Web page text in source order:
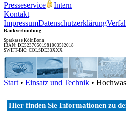
Presseservice
Intern
Kontakt
ImpressumDatenschutzerklärung
Bankverbindung
Sparkasse KölnBonn
IBAN: DE52370501981003502018
SWIFT-BIC: COLSDE33XXX
Start • Einsatz und Technik •
Hier finden Sie Informationen zu